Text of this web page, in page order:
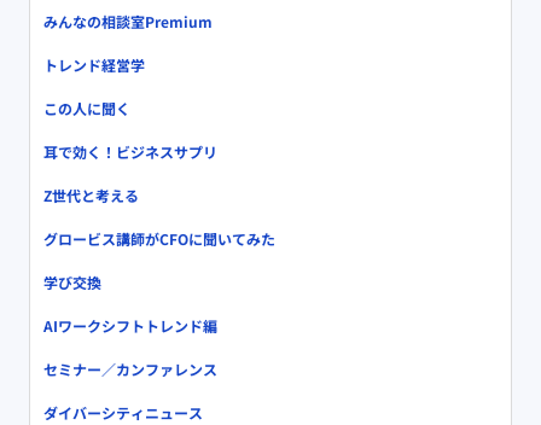
みんなの相談室Premium
トレンド経営学
この人に聞く
耳で効く！ビジネスサプリ
Z世代と考える
グロービス講師がCFOに聞いてみた
学び交換
AIワークシフトトレンド編
セミナー／カンファレンス
ダイバーシティニュース